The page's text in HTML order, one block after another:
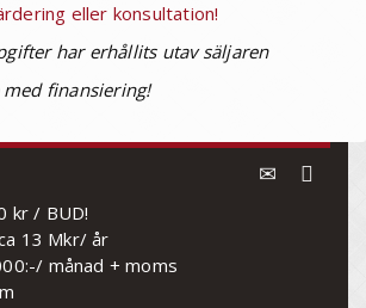
eller konsultation!
har erhållits utav säljaren
finansiering!
kr / BUD!
13 Mkr/ år
månad + moms